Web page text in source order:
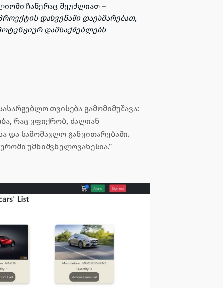
ჩაწერაც შეუძლიათ –
დახვეწაში დაეხმარებათ,
დამსაქმებლებს
თვისება გამომიმუშავა:
რაც ვფიქრობ, ძალიან
და სამომავლო განვითარებაში.
უმნიშვნელოვანესია.“